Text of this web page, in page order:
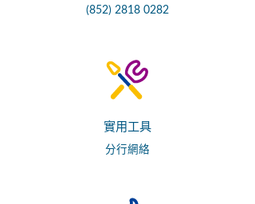
(852) 2818 0282
實用工具
分行網絡